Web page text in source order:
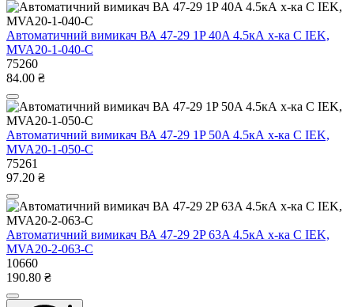
Автоматичний вимикач ВА 47-29 1P 40A 4.5кА х-ка C IEK,
MVA20-1-040-C
75260
84.00 ₴
Автоматичний вимикач ВА 47-29 1P 50A 4.5кА х-ка C IEK,
MVA20-1-050-C
75261
97.20 ₴
Автоматичний вимикач ВА 47-29 2P 63A 4.5кА х-ка C IEK,
MVA20-2-063-C
10660
190.80 ₴